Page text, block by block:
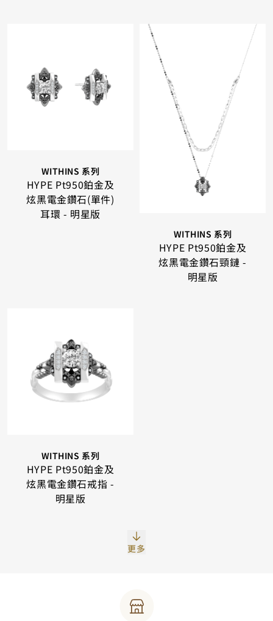
WITHINS 系列
HYPE Pt950鉑金及
炫黑電金鑽石(單件)
耳環 - 明星版
WITHINS 系列
HYPE Pt950鉑金及
炫黑電金鑽石頸鏈 -
明星版
WITHINS 系列
HYPE Pt950鉑金及
炫黑電金鑽石戒指 -
明星版
更多